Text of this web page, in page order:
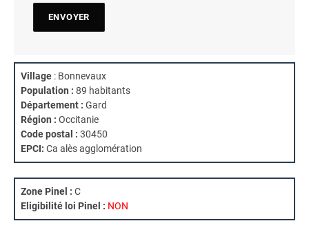
Village : Bonnevaux
Population : 89 habitants
Département : Gard
Région : Occitanie
Code postal : 30450
EPCI: Ca alès agglomération
Zone Pinel : C
Eligibilité loi Pinel : NON